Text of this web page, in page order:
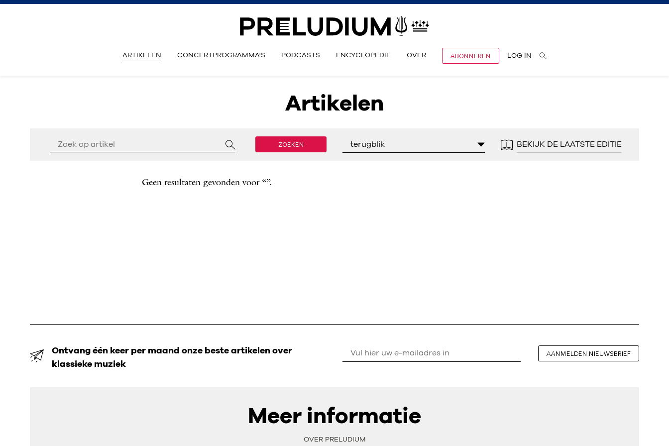
ARTIKELEN CONCERTPROGRAMMA'S PODCASTS ENCYCLOPEDIE OVER ABONNEREN LOG IN
Artikelen
ZOEKEN terugblik BEKIJK DE LAATSTE EDITIE
Geen resultaten gevonden voor “”.
Ontvang één keer per maand onze beste artikelen over
klassieke muziek
AANMELDEN NIEUWSBRIEF
Meer informatie
OVER PRELUDIUM